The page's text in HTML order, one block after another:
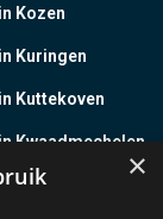
Kozen
Kuringen
Kuttekoven
Kwaadmechelen
Lanaken ×